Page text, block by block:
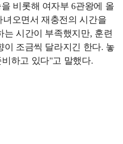
비롯해 여자부 6관왕에 올
오면서 재충전의 시간을
는 시간이 부족했지만, 훈련
이 조금씩 달라지긴 한다. 놓
하고 있다"고 말했다.